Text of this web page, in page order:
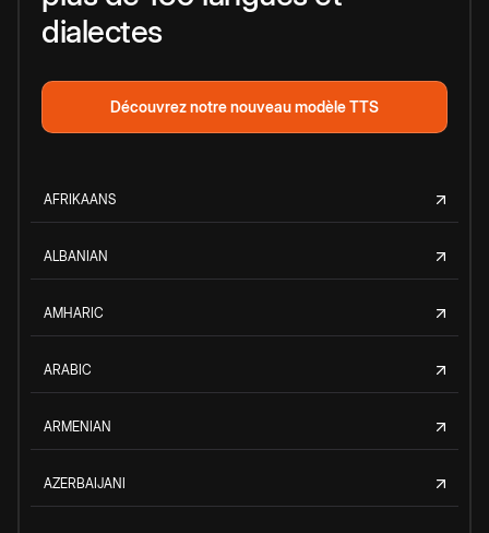
dialectes
Découvrez notre nouveau modèle TTS
AFRIKAANS
ALBANIAN
AMHARIC
ARABIC
ARMENIAN
AZERBAIJANI